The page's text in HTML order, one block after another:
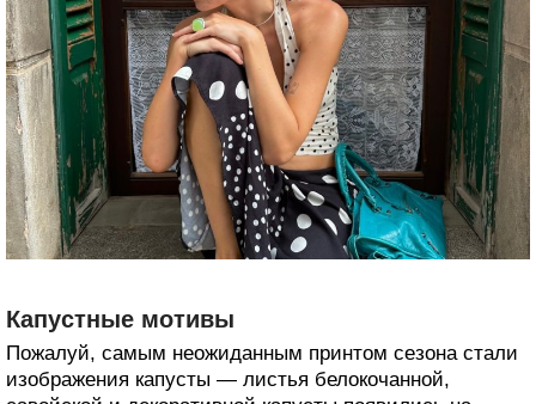
Капустные мотивы
Пожалуй, самым неожиданным принтом сезона стали
изображения капусты — листья белокочанной,